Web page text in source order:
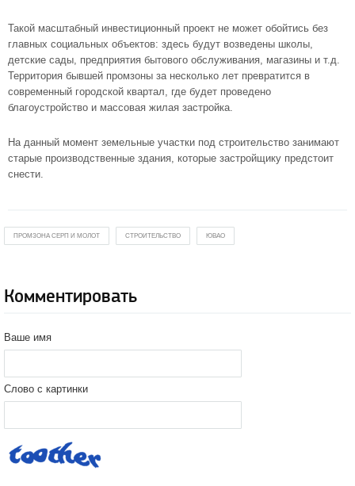
Такой масштабный инвестиционный проект не может обойтись без
главных социальных объектов: здесь будут возведены школы,
детские сады, предприятия бытового обслуживания, магазины и т.д.
Территория бывшей промзоны за несколько лет превратится в
современный городской квартал, где будет проведено
благоустройство и массовая жилая застройка.
На данный момент земельные участки под строительство занимают
старые производственные здания, которые застройщику предстоит
снести.
ПРОМЗОНА СЕРП И МОЛОТ СТРОИТЕЛЬСТВО ЮВАО
Комментировать
Ваше имя
Слово с картинки